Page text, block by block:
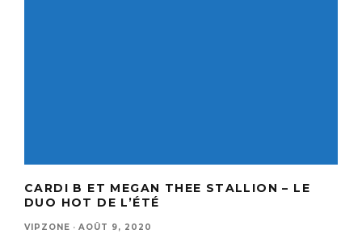
CARDI B ET MEGAN THEE STALLION – LE
DUO HOT DE L’ÉTÉ
VIPZONE · AOÛT 9, 2020